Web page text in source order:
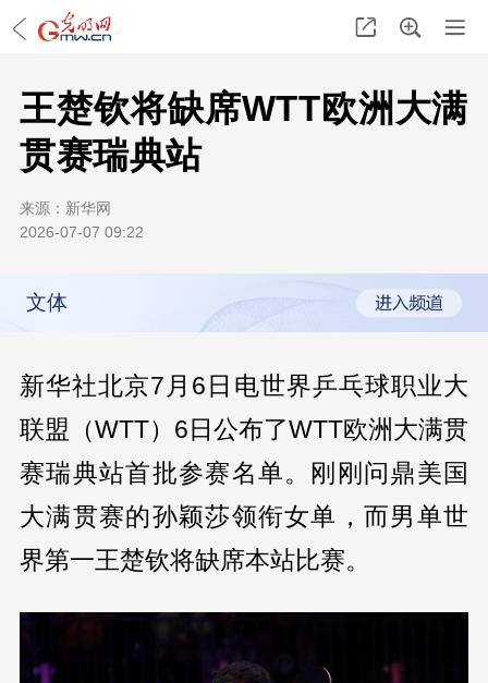
王楚钦将缺席WTT欧洲大满
贯赛瑞典站
来源： 新华网
2026-07-07 09:22
文体
新华社北京7月6日电世界乒乓球职业大
联盟（WTT）6日公布了WTT欧洲大满贯
赛瑞典站首批参赛名单。刚刚问鼎美国
大满贯赛的孙颖莎领衔女单，而男单世
界第一王楚钦将缺席本站比赛。